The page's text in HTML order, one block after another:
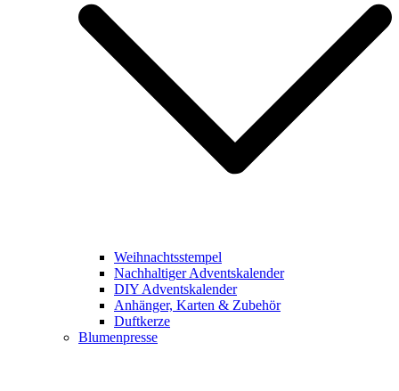
Weihnachtsstempel
Nachhaltiger Adventskalender
DIY Adventskalender
Anhänger, Karten & Zubehör
Duftkerze
Blumenpresse